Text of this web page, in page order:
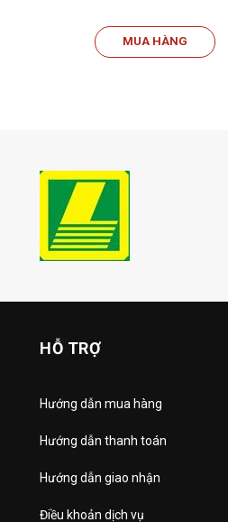
MUA HÀNG
HỖ TRỢ
Hướng dẫn mua hàng
Hướng dẫn thanh toán
Hướng dẫn giao nhận
Điều khoản dịch vụ